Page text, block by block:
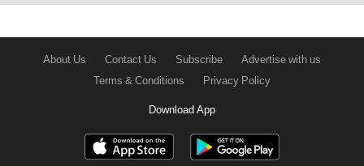
About Us Contact Us Subscribe
Advertise with us
Terms & Conditions
Privacy Policy
Download App